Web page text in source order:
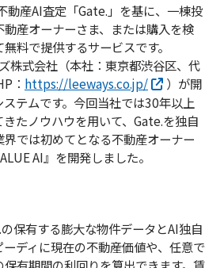
動産AI査定「Gate.」を基に、一棟投
産オーナーさま、または購入を検
料で提供するサービスです。
株式会社（本社：東京都渋谷区、代
： https://leeways.co.jp/
）が開
テムです。今回当社では30年以上
たノウハウを用いて、Gate.を独自
では初めてとなる不動産オーナー
AI』を開発しました。
保有する膨大な物件データとAI独自
ディに現在の不動産価値や、任意で
有期間の利回りを算出できます。賃